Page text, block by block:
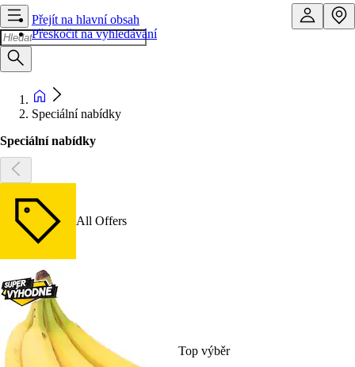
Přejít na hlavní obsah
Přeskočit na vyhledávání
Speciální nabídky
Speciální nabídky
All Offers
Top výběr